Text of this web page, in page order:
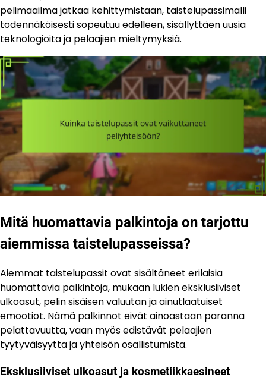
pelimaailma jatkaa kehittymistään, taistelupassimalli
todennäköisesti sopeutuu edelleen, sisällyttäen uusia
teknologioita ja pelaajien mieltymyksiä.
Mitä huomattavia palkintoja on tarjottu
aiemmissa taistelupasseissa?
Aiemmat taistelupassit ovat sisältäneet erilaisia
huomattavia palkintoja, mukaan lukien eksklusiiviset
ulkoasut, pelin sisäisen valuutan ja ainutlaatuiset
emootiot. Nämä palkinnot eivät ainoastaan paranna
pelattavuutta, vaan myös edistävät pelaajien
tyytyväisyyttä ja yhteisön osallistumista.
Eksklusiiviset ulkoasut ja kosmetiikkaesineet